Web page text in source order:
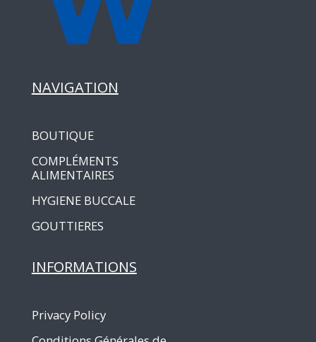
NAVIGATION
BOUTIQUE
COMPLÉMENTS
ALIMENTAIRES
HYGIENE BUCCALE
GOUTTIERES
INFORMATIONS
Privacy Policy